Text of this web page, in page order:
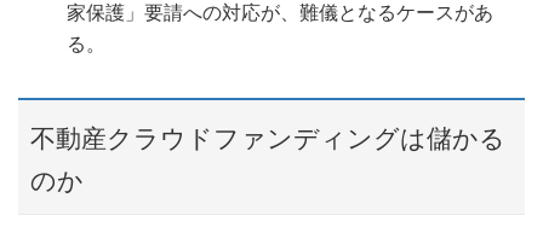
家保護」要請への対応が、難儀となるケースがあ
る。
不動産クラウドファンディングは儲かる
のか